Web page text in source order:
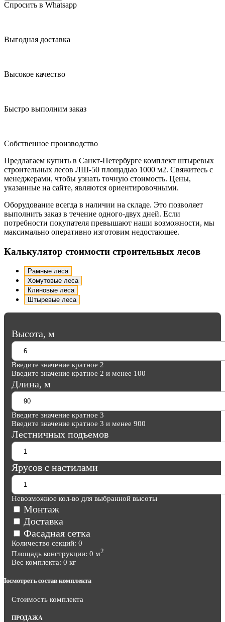
Спросить в Whatsapp
Выгодная доставка
Высокое качество
Быстро выполним заказ
Собственное производство
Предлагаем купить в Санкт-Петербурге комплект штыревых
строительных лесов ЛШ-50 площадью 1000 м2. Свяжитесь с
менеджерами, чтобы узнать точную стоимость. Цены,
указанные на сайте, являются ориентировочными.
Оборудование всегда в наличии на складе. Это позволяет
выполнить заказ в течение одного-двух дней. Если
потребности покупателя превышают наши возможности, мы
максимально оперативно изготовим недостающее.
Калькулятор стоимости строительных лесов
Рамные леса
Хомутовые леса
Клиновые леса
Штыревые леса
Высота, м
Введите значение кратное 2
Введите значение кратное 2 и менее 100
Длина, м
Введите значение кратное 3
Введите значение кратное 3 и менее 900
Лестничных подъемов
Ярусов с настилами
Невозможное кол-во для выбранной высоты
Монтаж
Доставка
Фасадная сетка
Количество секций: 0
Площадь конструкции: 0 м2
Вес комплекта: 0 кг
Посмотреть состав комплекта
Стоимость комплекта
ПРОДАЖА